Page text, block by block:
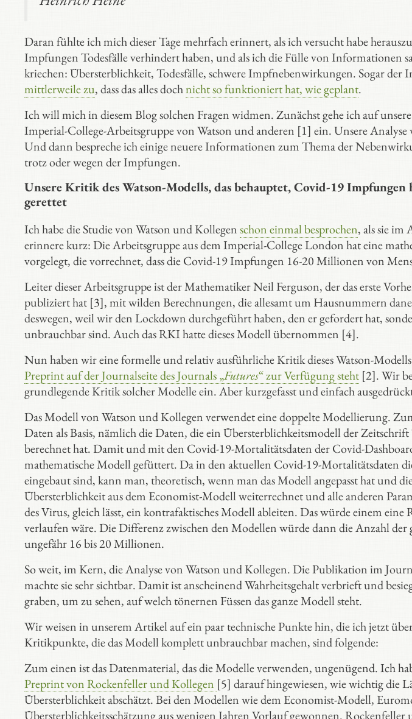
Daran fühlte ich mich dieser Tage mehrfach erinnert, als ich versucht habe
Impfungen Todesfälle verhindert haben, und als ich die Fülle von Informationen
kriechen: Übersterblichkeit, Todesfälle, schwere Impfnebenwirkungen. Sogar der
mittlerweile zu, dass das alles dochnicht so funktioniert hat, wie geplant.
Ich will mich in diesem Blog solchen Fragen widmen. Zunächst gehe ich auf
Imperial-College-Arbeitsgruppe von Watson und anderen [1] ein. Unsere
Und dann bespreche ich einige neuere Informationen zum Thema der
trotz oder wegen der Impfungen.
Unsere Kritik des Watson-Modells, das behauptet, Covid-19
gerettet
Ich habe die Studie von Watson und Kollegenschon einmal besprochen, als sie
erinnere kurz: Die Arbeitsgruppe aus dem Imperial-College London hat eine
vorgelegt, die vorrechnet, dass die Covid-19 Impfungen 16-20 Millionen von
Leiter dieser Arbeitsgruppe ist der Mathematiker Neil Ferguson, der das erste
publiziert hat [3], mit wilden Berechnungen, die allesamt um Hausnummern
deswegen, weil wir den Lockdown durchgeführt haben, den er gefordert hat,
unbrauchbar sind. Auch das RKI hatte dieses Modell übernommen [4].
Nun haben wir eine formelle und relativ ausführliche Kritik dieses Watson-
Preprint auf der Journalseite des Journals „Futures“ zur Verfügung steht [2]. Wir
grundlegende Kritik solcher Modelle ein. Aber kurzgefasst und einfach
Das Modell von Watson und Kollegen verwendet eine doppelte Modellierung.
Daten als Basis, nämlich die Daten, die ein Übersterblichkeitsmodell der
berechnet hat. Damit und mit den Covid-19-Mortalitätsdaten der Covid-
mathematische Modell gefüttert. Da in den aktuellen Covid-19-Mortalitätsdaten
eingebaut sind, kann man, theoretisch, wenn man das Modell angepasst hat und
Übersterblichkeit aus dem Economist-Modell weiterrechnet und alle anderen
des Virus, gleich lässt, ein kontrafaktisches Modell ableiten. Das würde einem eine
verlaufen wäre. Die Differenz zwischen den Modellen würde dann die Anzahl der
ungefähr 16 bis 20 Millionen.
So weit, im Kern, die Analyse von Watson und Kollegen. Die Publikation im
machte sie sehr sichtbar. Damit ist anscheinend Wahrheitsgehalt verbrieft und
graben, um zu sehen, auf welch tönernen Füssen das ganze Modell steht.
Wir weisen in unserem Artikel auf ein paar technische Punkte hin, die ich jetzt
Kritikpunkte, die das Modell komplett unbrauchbar machen, sind folgende:
Zum einen ist das Datenmaterial, das die Modelle verwenden, ungenügend. Ich
Preprint von Rockenfeller und Kollegen [5] darauf hingewiesen, wie wichtig die
Übersterblichkeit abschätzt. Bei den Modellen wie dem Economist-Modell,
Übersterblichkeitsschätzung aus wenigen Jahren Vorlauf gewonnen. Rockenfeller